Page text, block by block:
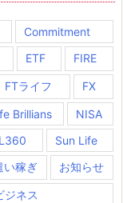
Commitment
ETF FIRE
FTライフ FX
Brillians
NISA
Sun Life
い稼ぎ お知らせ
ジネス